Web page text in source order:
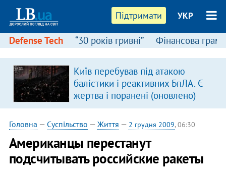
Підтримати УКР
Defense Tech “30 років гривні” Фінансова
Київ перебував під атакою
балістики і реактивних БпЛА. Є
жертва і поранені (оновлено)
Головна — Суспільство — Життя — 2 грудня 2009, 06:30
Американцы перестанут
подсчитывать российские ракеты